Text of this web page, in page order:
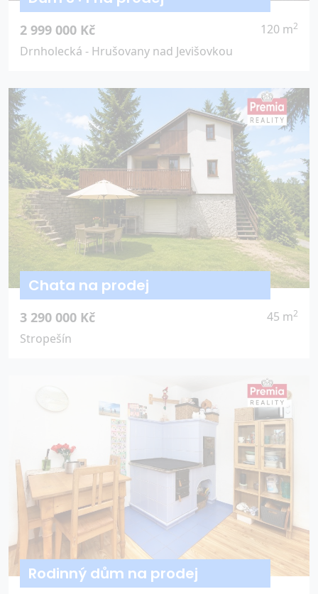
2 999 000 Kč 120 m2
Drnholecká - Hrušovany nad Jevišovkou
Chata na prodej
3 290 000 Kč 45 m2
Stropešín
Rodinný dům na prodej